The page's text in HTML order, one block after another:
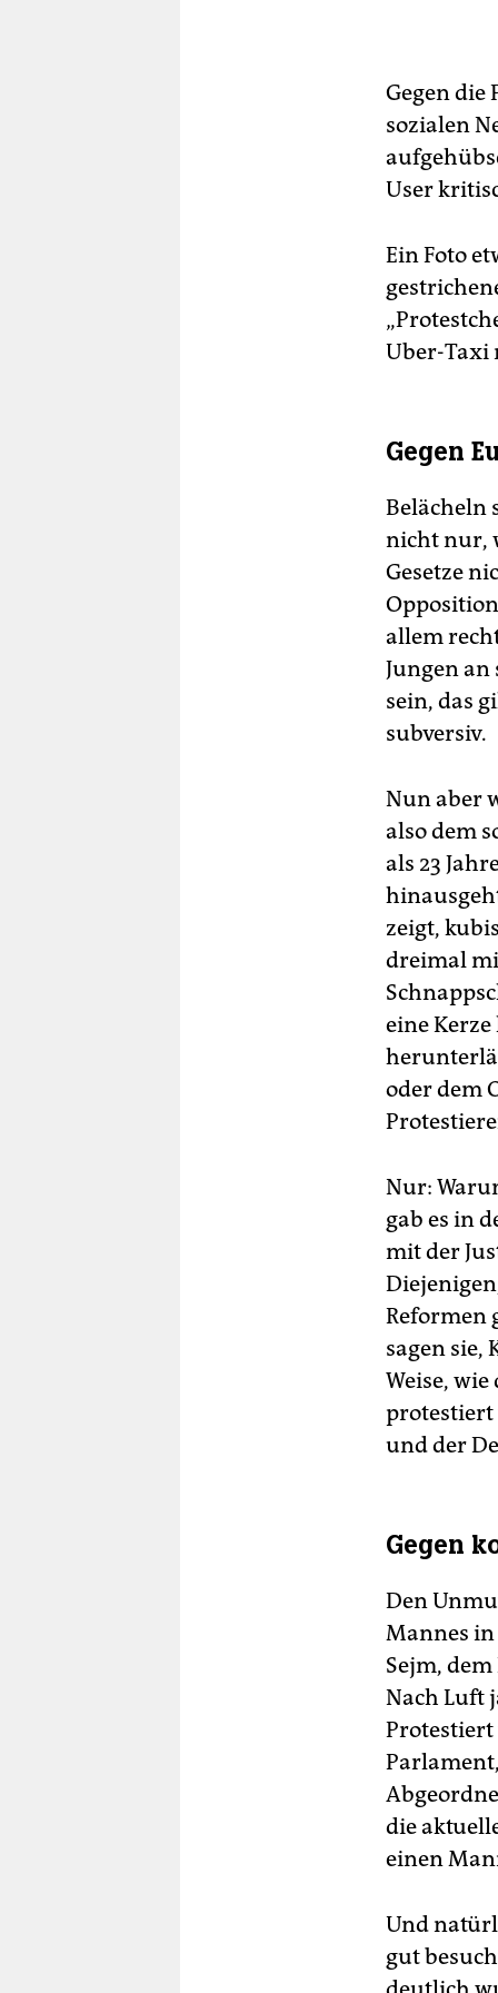
Gegen die
sozialen
User
Ein Foto
Uber-Taxi
Gegen
Belächeln
nicht nur,
Gesetze
allem
Jungen an
sein, das
subversiv.
Nun aber
also dem
als 23
zeigt,
dreimal
eine
oder dem
Nur:
gab es in
mit der
Reformen
sagen sie,
Weise,
protestiert
und der
Gegen
Den
Mannes
Sejm,
Nach Luft
Protestiert
die
einen
Und
gut